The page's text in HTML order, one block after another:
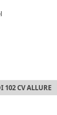
102 CV ALLURE